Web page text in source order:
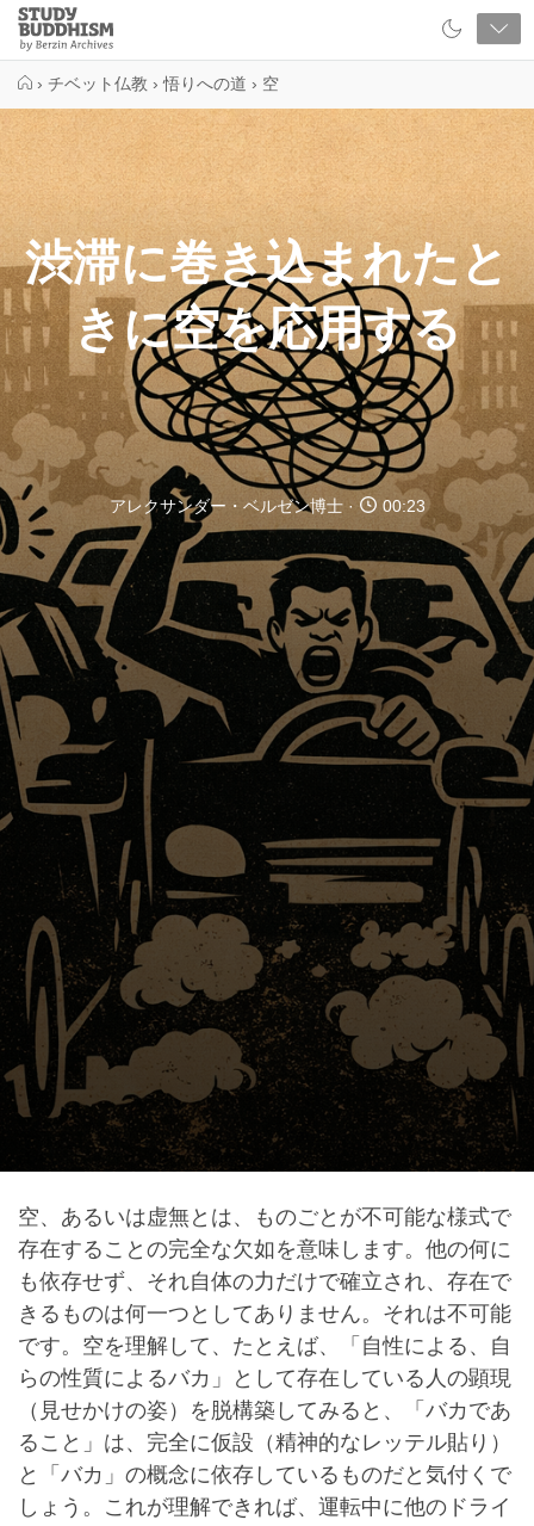
Close
Study
Buddhism
› チベット仏教 ›悟りへの道 › 空
渋滞に巻き込まれたと
きに空を応用する
アレクサンダー・ベルゼン博士 00:23
空、あるいは虚無とは、ものごとが不可能な様式で
存在することの完全な欠如を意味します。他の何に
も依存せず、それ自体の力だけで確立され、存在で
きるものは何一つとしてありません。それは不可能
です。空を理解して、たとえば、「自性による、自
らの性質によるバカ」として存在している人の顕現
（見せかけの姿）を脱構築してみると、「バカであ
ること」は、完全に仮設（精神的なレッテル貼り）
と「バカ」の概念に依存しているものだと気付くで
しょう。これが理解できれば、運転中に他のドライ